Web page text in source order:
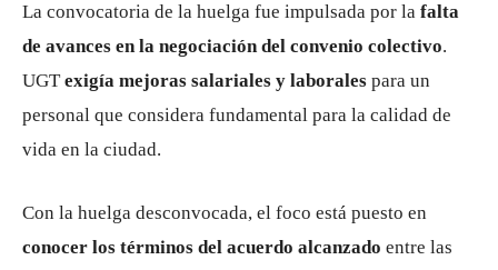
La convocatoria de la huelga fue impulsada por la falta
de avances en la negociación del convenio colectivo.
UGTexigía mejoras salariales y laborales para un
personal que considera fundamental para la calidad de
vida en la ciudad.
Con la huelga desconvocada, el foco está puesto en
conocer los términos del acuerdo alcanzado entre las